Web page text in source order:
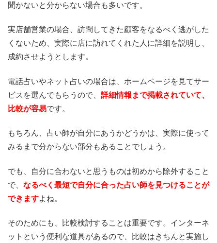
聞かないと分からない場合も多いです。
実店舗営業の場合、訪問してきた顧客をなるべく逃がした
くないため、実際に店に訪れてくれた人に詳細を説明し、
成約させようとします。
電話占いやネット占いの場合は、ホームページを見てサー
ビスを選んでもらうので、 詳細情報まで掲載されていて、
比較が容易です。
もちろん、占い師が自分にあうかどうかは、実際に使って
みるまで分からない部分もあることでしょう。
でも、自分に合わないと思うものは初めから除外すること
で、 なるべく最短で自分に合った占い師を見つけることが
できますよね。
そのためにも、比較検討することは重要です。インターネ
ットという便利な道具があるので、比較はきちんと実施し